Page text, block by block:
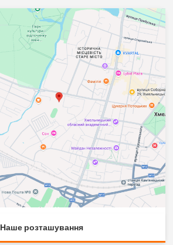
Наше розташування